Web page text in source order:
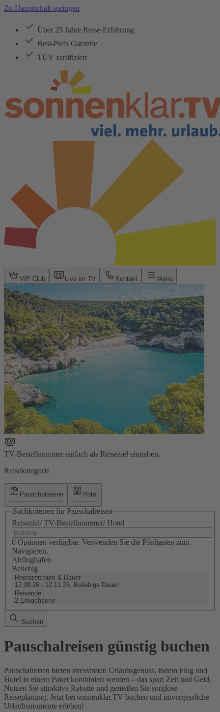
Zu Hauptinhalt springen
Über 25 Jahre Reise-Erfahrung
Best-Preis Garantie
TÜV zertifiziert
VIP Club Live im TV Kontakt Menü
TV-Bestellnummer einfach als Reiseziel eingeben.
Reisekategorie
Pauschalreisen Hotel
Suchkriterien für Pauschalreisen
Reiseziel/ TV-Bestellnummer/ Hotel
0 Optionen verfügbar. Verwenden Sie die Pfeiltasten zum
Navigieren.
Abflughafen
Beliebig
Reisezeitraum & Dauer
12.08.26 - 12.11.26, Beliebige Dauer
Reisende
2 Erwachsene
Suchen
Pauschalreisen günstig buchen
Pauschalreisen bieten stressfreien Urlaubsgenuss, indem Flug und
Hotel in einem Paket kombiniert werden – das spart Zeit und Geld.
Nutzen Sie attraktive Rabatte und genießen Sie sorglose
Reiseplanung. Jetzt bei sonnenklar.TV buchen und unvergessliche
Urlaubsmomente erleben!